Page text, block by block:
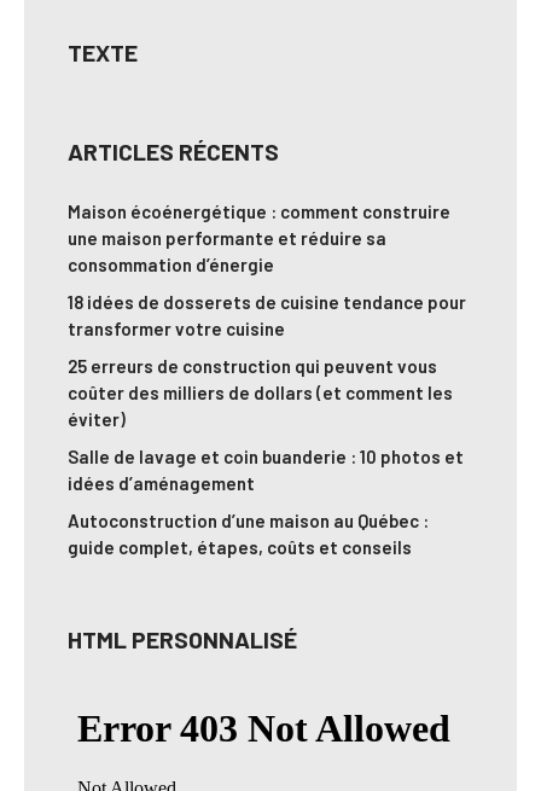
TEXTE
ARTICLES RÉCENTS
Maison écoénergétique : comment construire
une maison performante et réduire sa
consommation d’énergie
18 idées de dosserets de cuisine tendance pour
transformer votre cuisine
25 erreurs de construction qui peuvent vous
coûter des milliers de dollars (et comment les
éviter)
Salle de lavage et coin buanderie : 10 photos et
idées d’aménagement
Autoconstruction d’une maison au Québec :
guide complet, étapes, coûts et conseils
HTML PERSONNALISÉ